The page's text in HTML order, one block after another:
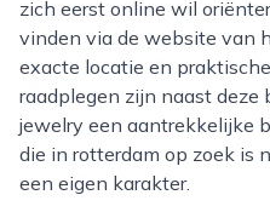
zich eerst online wil
vinden via de website van
exacte locatie en
raadplegen zijn naast deze
jewelry een aantrekkelijke
die in rotterdam op zoek is
een eigen karakter.